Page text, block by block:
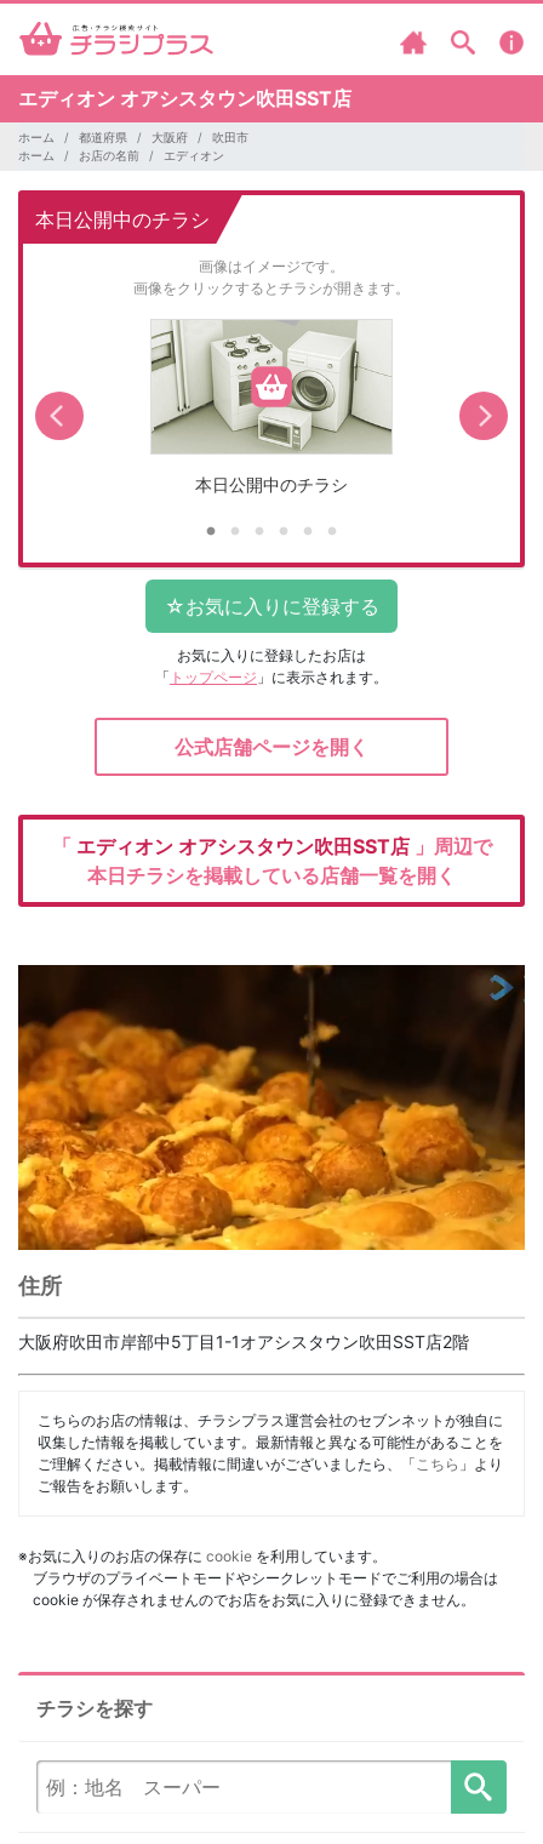
エディオン オアシスタウン吹田SST店
ホーム 都道府県 大阪府
吹田市
ホーム
お店の名前 エディオン
本日公開中のチラシ
画像はイメージです。
画像をクリックするとチラシが開きます。
本日公開中のチラシ
お気に入りに登録したお店は
「 トップページ 」に表示されます。
公式店舗ページを開く
「 エディオン オアシスタウン吹田SST店 」周辺で
本日チラシを掲載している店舗一覧を開く
住所
大阪府吹田市岸部中5丁目1-1オアシスタウン吹田SST店2階
こちらのお店の情報は、チラシプラス運営会社のセブンネットが独自に
収集した情報を掲載しています。最新情報と異なる可能性があることを
ご理解ください。掲載情報に間違いがございましたら、「 こちら 」より
ご報告をお願いします。
※お気に入りのお店の保存に cookie を利用しています。
ブラウザのプライベートモードやシークレットモードでご利用の場合は
cookie が保存されませんのでお店をお気に入りに登録できません。
チラシを探す